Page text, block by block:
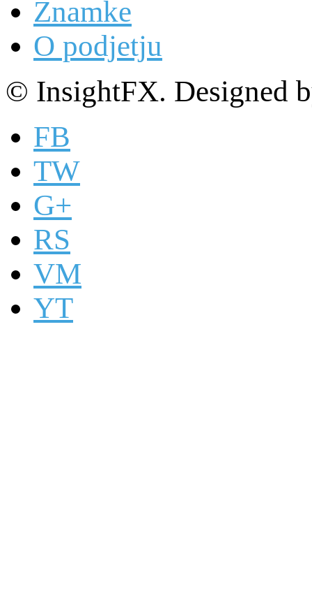
Znamke
O podjetju
© InsightFX. Designed
FB
TW
G+
RS
VM
YT